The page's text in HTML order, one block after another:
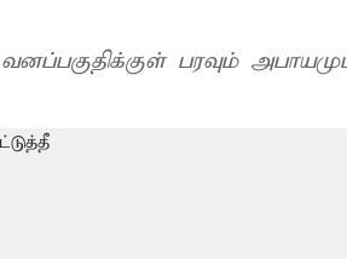
பரவும்